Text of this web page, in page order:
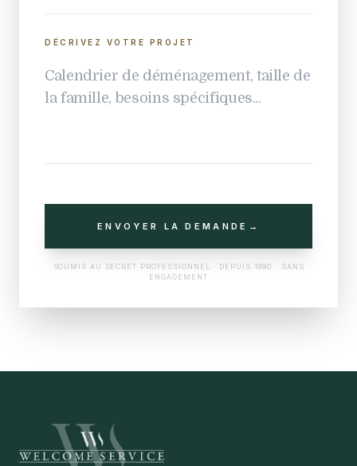
DÉCRIVEZ VOTRE PROJET
ENVOYER LA DEMANDE →
SOUMIS AU SECRET PROFESSIONNEL · DEPUIS 1990 · SANS
ENGAGEMENT